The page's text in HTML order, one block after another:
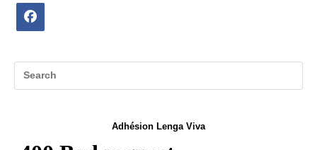
new
Adhésion Lenga Viva